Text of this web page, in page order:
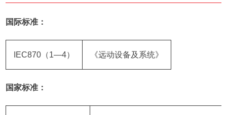
国际标准：
IEC870（1—4） 《远动设备及系统》
国家标准：